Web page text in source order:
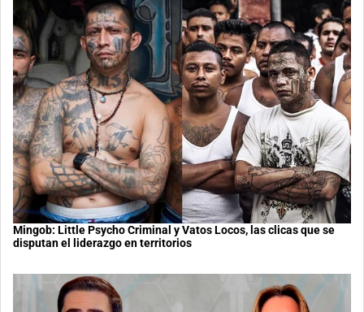
Mingob: Little Psycho Criminal y Vatos Locos, las clicas que se
disputan el liderazgo en territorios